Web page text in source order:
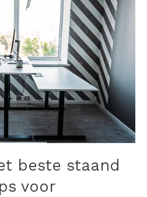
beste staand
voor